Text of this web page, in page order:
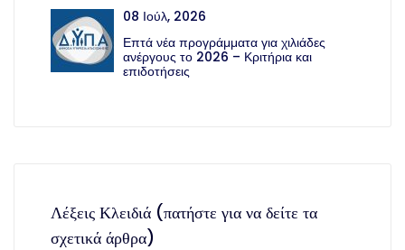
08 Ιούλ, 2026
Επτά νέα προγράμματα για χιλιάδες
ανέργους το 2026 – Κριτήρια και
επιδοτήσεις
Λέξεις Κλειδιά (πατήστε για να δείτε τα
σχετικά άρθρα)